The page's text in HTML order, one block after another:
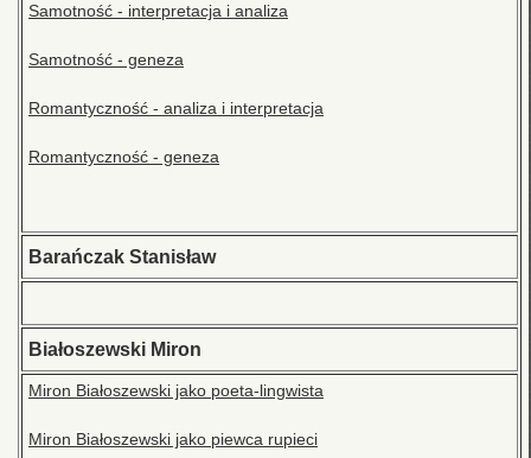
Samotność - interpretacja i analiza
Samotność - geneza
Romantyczność - analiza i interpretacja
Romantyczność - geneza
Barańczak Stanisław
Białoszewski Miron
Miron Białoszewski jako poeta-lingwista
Miron Białoszewski jako piewca rupieci